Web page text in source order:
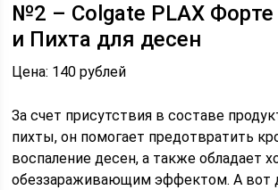
№2 – Colgate PLAX Форте
и Пихта для десен
Цена: 140 рублей
За счет присутствия в составе
пихты, он помогает предотвратить
воспаление десен, а также обладает
обеззараживающим эффектом. А вот